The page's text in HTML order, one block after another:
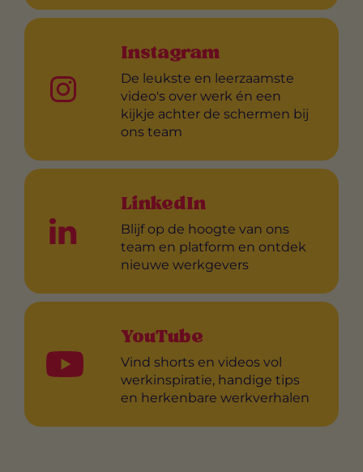
Instagram
De leukste en leerzaamste
video's over werk én een
kijkje achter de schermen bij
ons team
LinkedIn
Blijf op de hoogte van ons
team en platform en ontdek
nieuwe werkgevers
YouTube
Vind shorts en videos vol
werkinspiratie, handige tips
en herkenbare werkverhalen